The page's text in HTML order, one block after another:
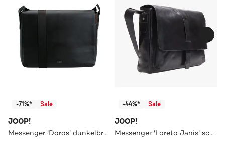
-71%* Sale
JOOP!
Messenger 'Doros' dunkelbraun
-44%* Sale
JOOP!
Messenger 'Loreto Janis' schwarz